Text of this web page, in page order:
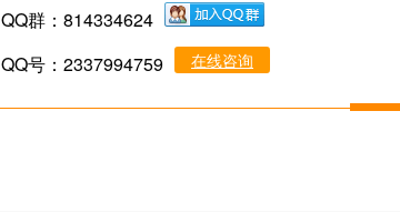
QQ群：814334624
QQ号：2337994759
在线咨询